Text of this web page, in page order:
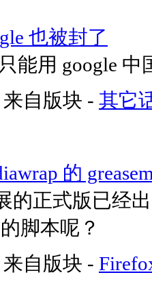
也被封了
能用 google 中
来自版块 - 其它
的
的正式版已经
脚本呢？
来自版块 -